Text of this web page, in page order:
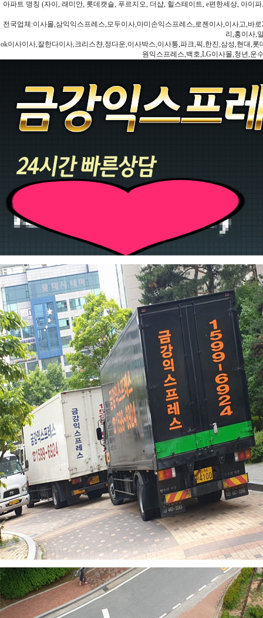
아파트 명칭 (자이, 래미안, 롯데캣슬, 푸르지오, 더샵, 힐스테이트, e편한세상, 아이
전국업체:이사몰,삼익익스프레스,모두이사,마미손익스프레스,로젠이사,이사고,바
리,홍이사,
ok이사이사,잘한다이사,크리스챤,정다운,이사박스,이사통,파크,픽,한진,삼성,현대,
원익스프레스,백호,LG이사몰,청년,운